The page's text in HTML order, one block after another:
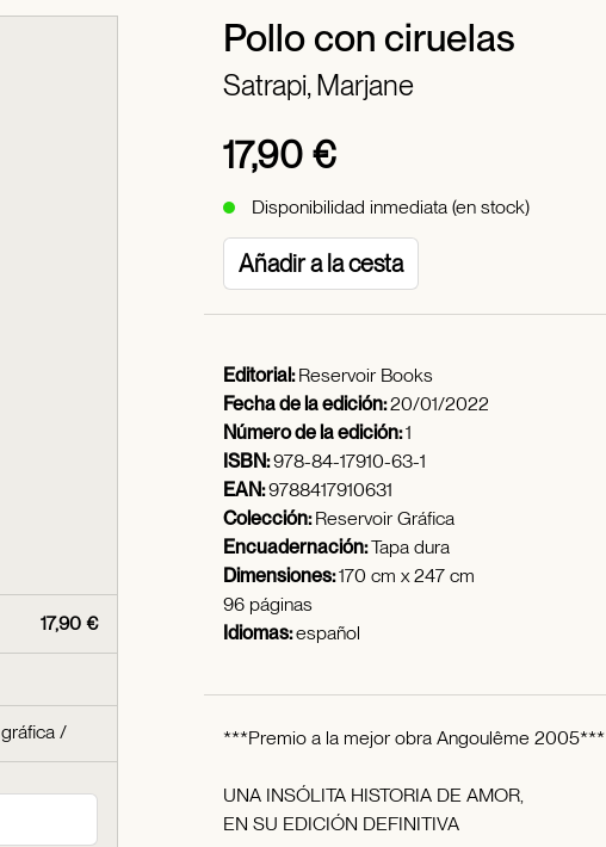
Pollo con ciruelas
Satrapi, Marjane
17,90 €
Disponibilidad inmediata (en stock)
Añadir a la cesta
17,90 €
/
Editorial:Reservoir Books
Fecha de la edición:20/01/2022
Número de la edición:1
ISBN:978-84-17910-63-1
EAN:9788417910631
Colección:Reservoir Gráfica
Encuadernación:Tapa dura
Dimensiones:170 cm x 247 cm
96 páginas
Idiomas:español
***Premio a la mejor obra Angoulême 2005***
UNA INSÓLITA HISTORIA DE AMOR,
EN SU EDICIÓN DEFINITIVA